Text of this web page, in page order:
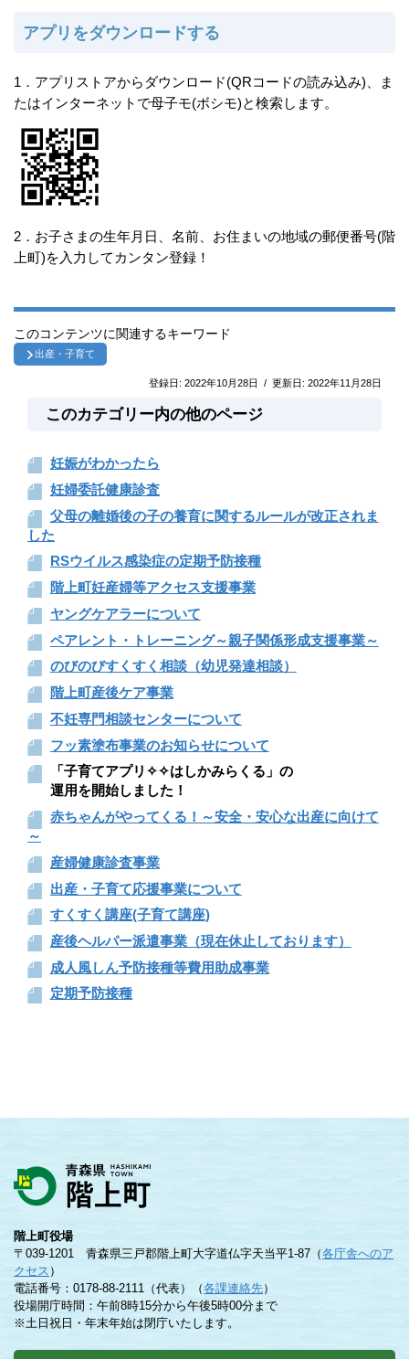
アプリをダウンロードする
1．アプリストアからダウンロード(QRコードの読み込み)、ま
たはインターネットで母子モ(ボシモ)と検索します。
2．お子さまの生年月日、名前、お住まいの地域の郵便番号(階
上町)を入力してカンタン登録！
このコンテンツに関連するキーワード
出産・子育て
登録日: 2022年10月28日 / 更新日: 2022年11月28日
このカテゴリー内の他のページ
妊娠がわかったら
妊婦委託健康診査
父母の離婚後の子の養育に関するルールが改正されま
した
RSウイルス感染症の定期予防接種
階上町妊産婦等アクセス支援事業
ヤングケアラーについて
ペアレント・トレーニング～親子関係形成支援事業～
のびのびすくすく相談（幼児発達相談）
階上町産後ケア事業
不妊専門相談センターについて
フッ素塗布事業のお知らせについて
「子育てアプリ✧✧はしかみらくる」の
運用を開始しました！
赤ちゃんがやってくる！～安全・安心な出産に向けて
～
産婦健康診査事業
出産・子育て応援事業について
すくすく講座(子育て講座)
産後ヘルパー派遣事業（現在休止しております）
成人風しん予防接種等費用助成事業
定期予防接種
階上町役場
〒039-1201 青森県三戸郡階上町大字道仏字天当平1-87（各庁舎へのア
クセス ）
電話番号：0178-88-2111（代表）（各課連絡先）
役場開庁時間：午前8時15分から午後5時00分まで
※土日祝日・年末年始は閉庁いたします。